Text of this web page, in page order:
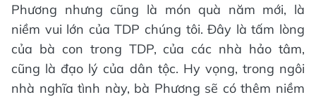
Phương nhưng cũng là món quà năm mới, là
niềm vui lớn của TDP chúng tôi. Đây là tấm lòng
của bà con trong TDP, của các nhà hảo tâm,
cũng là đạo lý của dân tộc. Hy vọng, trong ngôi
nhà nghĩa tình này, bà Phương sẽ có thêm niềm